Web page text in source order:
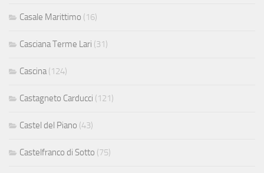
Casale Marittimo (16)
Casciana Terme Lari (31)
Cascina (124)
Castagneto Carducci (121)
Castel del Piano (43)
Castelfranco di Sotto (75)